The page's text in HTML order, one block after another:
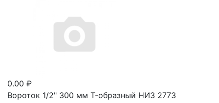
0.00 ₽
Вороток 1/2" 300 мм Т-образный НИЗ 2773